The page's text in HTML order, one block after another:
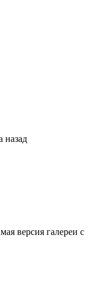
назад
версия галереи с